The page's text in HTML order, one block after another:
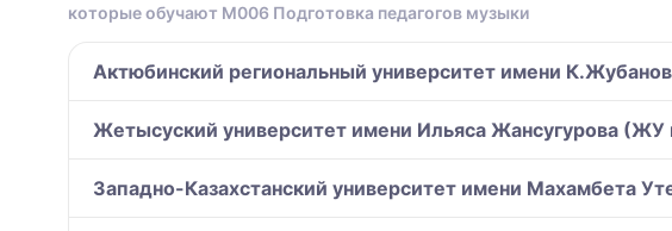
которые обучают M006 Подготовка педагогов музыки
Актюбинский региональный университет имени
Жетысуский университет имени Ильяса Жансугурова (ЖУ
Западно-Казахстанский университет имени Махамбета